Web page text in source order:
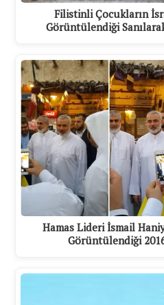
Filistinli Çocukların
Görüntülendiği
Hamas Lideri İsmail
Görüntülendiği